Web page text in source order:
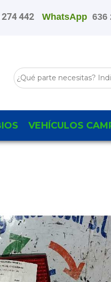
442 WhatsApp636
VEHÍCULOS